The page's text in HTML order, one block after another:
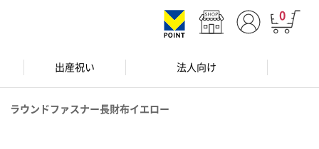
0
出産祝い 法人向け
ラウンドファスナー長財布イエロー